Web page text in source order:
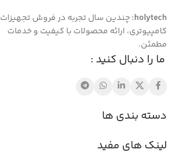
holytech؛ چندین سال تجربه در فروش تجهیزات
کامپیوتری، ارائه محصولات با کیفیت و خدمات
مطمئن.
ما را دنبال کنید :
دسته بندی ها
لینک های مفید